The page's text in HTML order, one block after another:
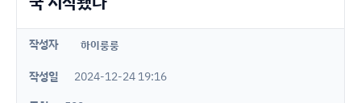
작성자 하이룽룽
작성일
2024-12-24 19:16